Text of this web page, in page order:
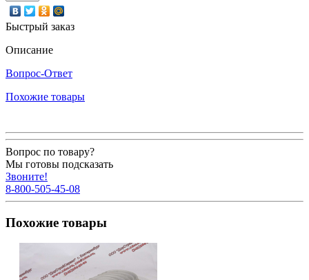
Быстрый заказ
Описание
Вопрос-Ответ
Похожие товары
Вопрос по товару?
Мы готовы подсказать
Звоните!
8-800-505-45-08
Похожие товары